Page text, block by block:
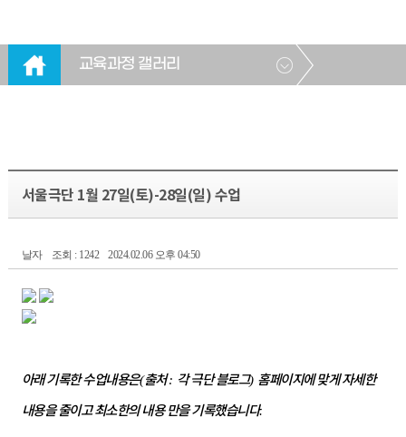
교육과정 갤러리
서울극단 1월 27일(토)-28일(일) 수업
날자 조회 : 1242 2024.02.06 오후 04:50
아래 기록한 수업내용은(출처: 각 극단 블로그) 홈페이지에 맞게 자세한
내용을 줄이고 최소한의 내용 만을 기록했습니다.